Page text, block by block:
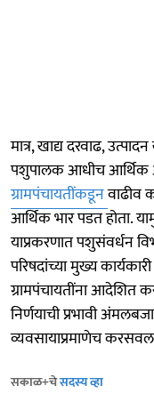
मात्र, खाद्य दरवाढ,
पशुपालक आधीच आर्थिक
ग्रामपंचायतींकडूनवाढीव
आर्थिक भार पडत होता.
याप्रकरणात पशुसंवर्धन
परिषदांच्या मुख्य
ग्रामपंचायतींना आदेशित
निर्णयाची प्रभावी
व्यवसायाप्रमाणेच
सकाळ+चेसदस्य व्हा